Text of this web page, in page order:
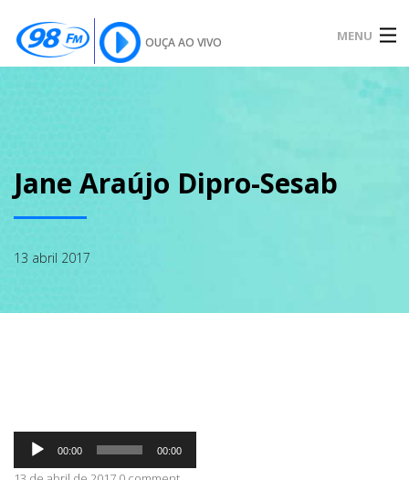
OUÇA AO VIVO MENU
SOBRE
PODCAST
ABRANGÊNCIA
Jane Araújo Dipro-Sesab
13 abril 2017
Tocador
00:00 00:00